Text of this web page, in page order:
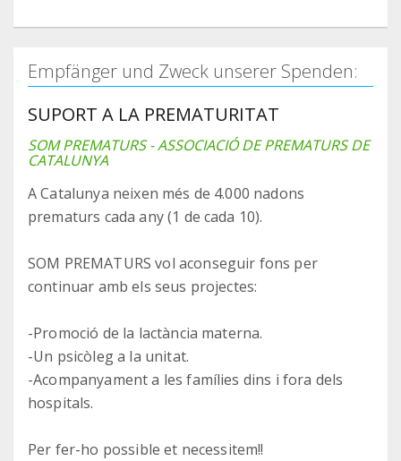
Empfänger und Zweck unserer Spenden:
SUPORT A LA PREMATURITAT
SOM PREMATURS - ASSOCIACIÓ DE PREMATURS DE
CATALUNYA
A Catalunya neixen més de 4.000 nadons
prematurs cada any (1 de cada 10).
SOM PREMATURS vol aconseguir fons per
continuar amb els seus projectes:
-Promoció de la lactància materna.
-Un psicòleg a la unitat.
-Acompanyament a les famílies dins i fora dels
hospitals.
Per fer-ho possible et necessitem!!